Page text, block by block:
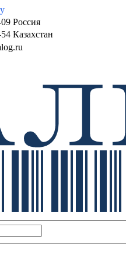
Россия
Казахстан